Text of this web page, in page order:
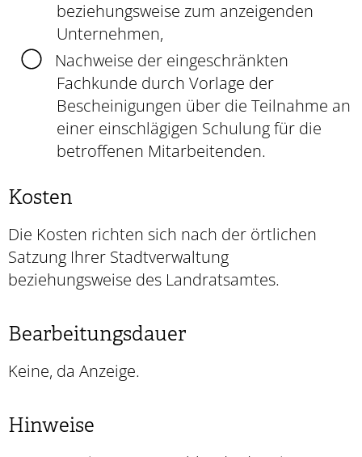
beziehungsweise zum anzeigenden
Unternehmen,
Nachweise der eingeschränkten
Fachkunde durch Vorlage der
Bescheinigungen über die Teilnahme an
einer einschlägigen Schulung für die
betroffenen Mitarbeitenden.
Kosten
Die Kosten richten sich nach der örtlichen
Satzung Ihrer Stadtverwaltung
beziehungsweise des Landratsamtes.
Bearbeitungsdauer
Keine, da Anzeige.
Hinweise